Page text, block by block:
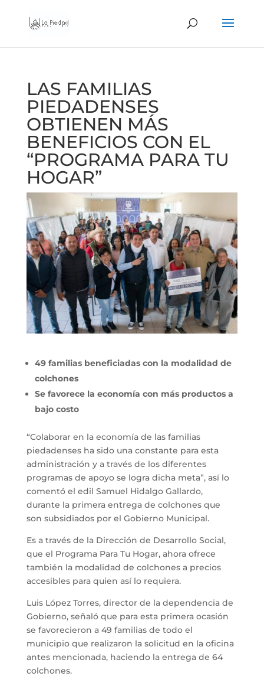
LAS FAMILIAS
PIEDADENSES
OBTIENEN MÁS
BENEFICIOS CON EL
“PROGRAMA PARA TU
HOGAR”
49 familias beneficiadas con la modalidad de
colchones
Se favorece la economía con más productos a
bajo costo
“Colaborar en la economía de las familias
piedadenses ha sido una constante para esta
administración y a través de los diferentes
programas de apoyo se logra dicha meta”, así lo
comentó el edil Samuel Hidalgo Gallardo,
durante la primera entrega de colchones que
son subsidiados por el Gobierno Municipal.
Es a través de la Dirección de Desarrollo Social,
que el Programa Para Tu Hogar, ahora ofrece
también la modalidad de colchones a precios
accesibles para quien así lo requiera.
Luis López Torres, director de la dependencia de
Gobierno, señaló que para esta primera ocasión
se favorecieron a 49 familias de todo el
municipio que realizaron la solicitud en la oficina
antes mencionada, haciendo la entrega de 64
colchones.